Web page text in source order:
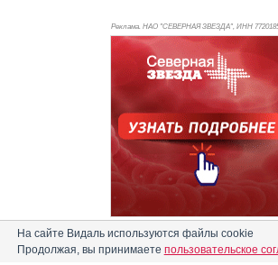
Реклама. НАО "СЕВЕРНАЯ ЗВЕЗДА", ИНН 772
Реклама
На сайте Видаль используются файлы cookie
Продолжая, вы принимаете пользовательское